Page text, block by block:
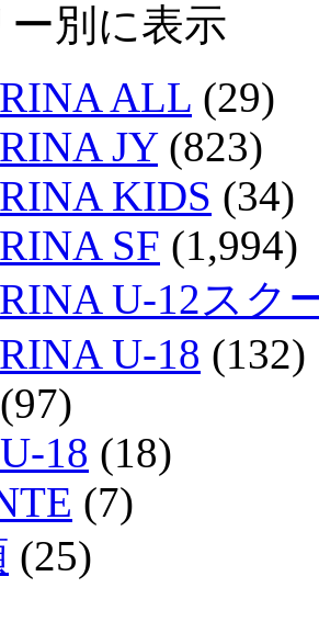
ー別に表示
ALL (29)
JY(823)
KIDS (34)
SF (1,994)
U-12スク
U-18 (132)
(97)
18 (18)
(7)
(25)